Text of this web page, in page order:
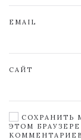
EMAIL
САЙТ
СОХРАНИТЬ
ЭТОМ